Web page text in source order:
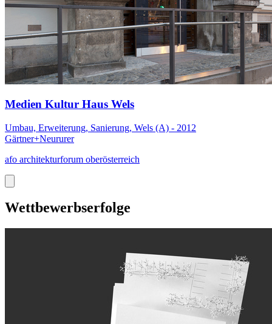
Medien Kultur Haus Wels
Umbau, Erweiterung, Sanierung, Wels (A) - 2012
Gärtner+Neururer
afo architekturforum oberösterreich
Wettbewerbserfolge